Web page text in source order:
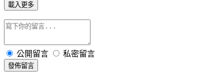
載入更多
公開留言 私密留言
發佈留言